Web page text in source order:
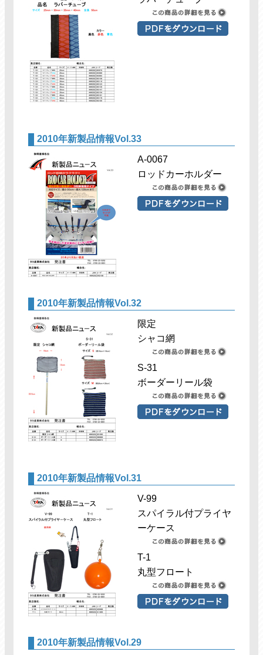
2010年新製品情報Vol.33
A-0067
ロッドカーホルダー
2010年新製品情報Vol.32
限定
シャコ網
S-31
ボーダーリール袋
2010年新製品情報Vol.31
V-99
スパイラル付プライヤ
ーケース
T-1
丸型フロート
2010年新製品情報Vol.29